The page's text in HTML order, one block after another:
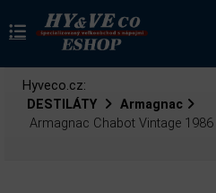
Hyveco.cz:
DESTILÁTY
Armagnac
Armagnac Chabot Vintage 1986